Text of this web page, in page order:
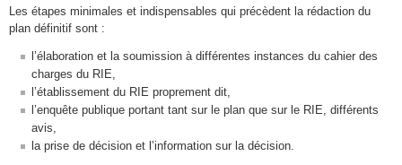
Les étapes minimales et indispensables qui précèdent la rédaction du
plan définitif sont :
l’élaboration et la soumission à différentes instances du cahier des
charges du RIE,
l’établissement du RIE proprement dit,
l’enquête publique portant tant sur le plan que sur le RIE, différents
avis,
la prise de décision et l’information sur la décision.